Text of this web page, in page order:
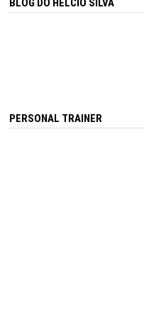
PERSONAL TRAINER